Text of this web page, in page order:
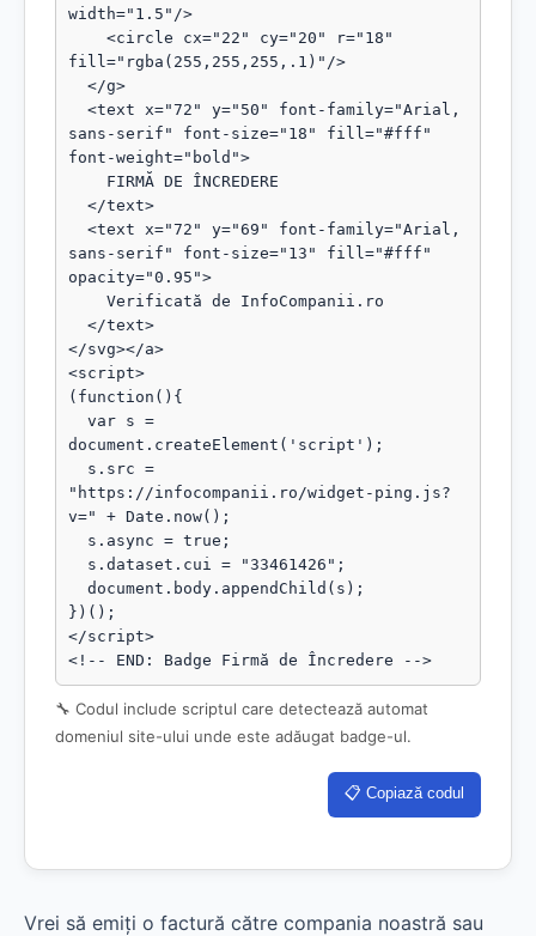
width="1.5"/>
fill="rgba(255,255,255,.1)"/>
sans-serif" font-size="18" fill="#fff"
font-weight="bold">
sans-serif" font-size="13" fill="#fff"
opacity="0.95">
</svg></a>
<script>
(function(){
document.createElement('script');
"https://infocompanii.ro/widget-ping.js?
v=" + Date.now();
})();
</script>
<!-- END: Badge Firmă de Încredere -->
🔧 Codul include scriptul care detectează automat
domeniul site-ului unde este adăugat badge-ul.
📋 Copiază codul
Vrei să emiți o factură către compania noastră sau